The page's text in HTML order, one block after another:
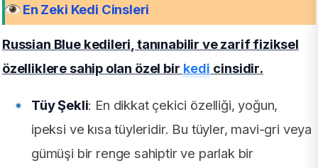
En Zeki Kedi Cinsleri
Russian Blue kedileri, tanınabilir ve zarif fiziksel
özelliklere sahip olan özel bir kedi cinsidir.
Tüy Şekli: En dikkat çekici özelliği, yoğun,
ipeksi ve kısa tüyleridir. Bu tüyler, mavi-gri veya
gümüşi bir renge sahiptir ve parlak bir